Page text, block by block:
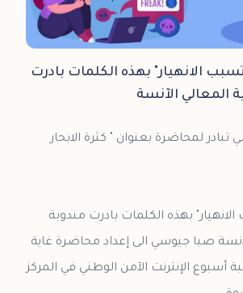
تسبب الانهيار" بهذه الكلمات بادرت
المعالي الآنسة
لمحاضرة بعنوان " كثرة الابحار
الانهيار" بهذه الكلمات بادرت مندوبة
صبا جيوسي الى إعداد محاضرة غاية
أسبوع الإنترنت الآمن الوطني في المركز